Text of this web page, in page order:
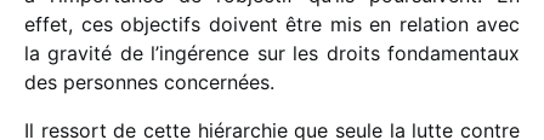
effet, ces objec­tifs doivent être mis en rela­tion avec
la gravité de l’ingérence sur les droits fonda­men­taux
des personnes concernées.
Il ressort de cette hiérar­chie que seule la lutte contre